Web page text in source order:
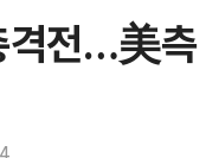
격전…美